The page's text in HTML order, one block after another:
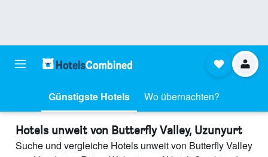
Günstigste Hotels Wo übernachten?
Hotels unweit von Butterfly Valley, Uzunyurt
Suche und vergleiche Hotels unweit von Butterfly Valley